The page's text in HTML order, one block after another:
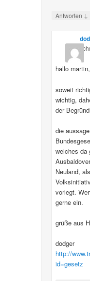
Antworten ↓
hallo martin,
soweit
wichtig,
der
die
welches da
Neuland,
vorlegt.
gerne ein.
grüße aus
dodger
http://
id=gesetz